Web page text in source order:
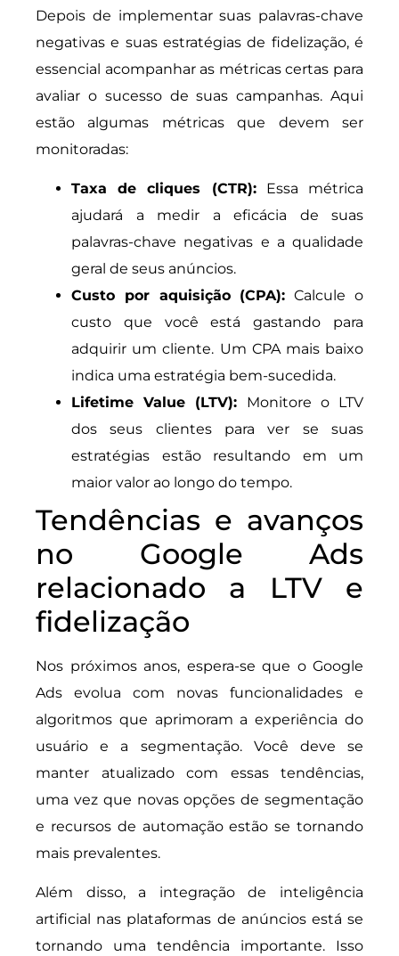
Depois de implementar suas palavras-chave
negativas e suas estratégias de fidelização, é
essencial acompanhar as métricas certas para
avaliar o sucesso de suas campanhas. Aqui
estão algumas métricas que devem ser
monitoradas:
Taxa de cliques (CTR):Essa métrica
ajudará a medir a eficácia de suas
palavras-chave negativas e a qualidade
geral de seus anúncios.
Custo por aquisição (CPA): Calcule o
custo que você está gastando para
adquirir um cliente. Um CPA mais baixo
indica uma estratégia bem-sucedida.
Lifetime Value (LTV): Monitore o LTV
dos seus clientes para ver se suas
estratégias estão resultando em um
maior valor ao longo do tempo.
Tendências e avanços
no Google Ads
relacionado a LTV e
fidelização
Nos próximos anos, espera-se que o Google
Ads evolua com novas funcionalidades e
algoritmos que aprimoram a experiência do
usuário e a segmentação. Você deve se
manter atualizado com essas tendências,
uma vez que novas opções de segmentação
e recursos de automação estão se tornando
mais prevalentes.
Além disso, a integração de inteligência
artificial nas plataformas de anúncios está se
tornando uma tendência importante. Isso